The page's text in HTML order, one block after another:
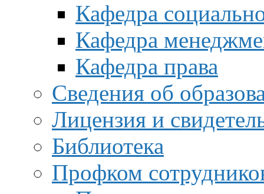
Кафедра
Кафедра
Кафедра права
Сведения об
Лицензия и
Библиотека
Профком